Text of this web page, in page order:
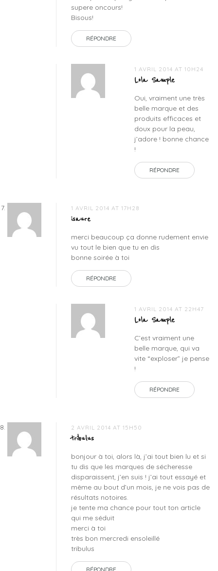
supere oncours!
Bisous!
RÉPONDRE
1 AVRIL 2014 AT 10H24
Lola Sample
Oui, vraiment une très
belle marque et des
produits efficaces et
doux pour la peau,
j’adore ! bonne chance
!
RÉPONDRE
1 AVRIL 2014 AT 17H28
isaure
merci beaucoup ça donne rudement envie
vu tout le bien que tu en dis
bonne soirée à toi
RÉPONDRE
1 AVRIL 2014 AT 22H47
Lola Sample
C’est vraiment une
belle marque, qui va
vite “exploser” je pense
!
RÉPONDRE
2 AVRIL 2014 AT 15H50
tribulus
bonjour à toi, alors là, j’ai tout bien lu et si
tu dis que les marques de sécheresse
disparaissent, j’en suis ! j’ai tout essayé et
même au bout d’un mois, je ne vois pas de
résultats notoires.
je tente ma chance pour tout ton article
qui me séduit
merci à toi
très bon mercredi ensoleillé
tribulus
RÉPONDRE